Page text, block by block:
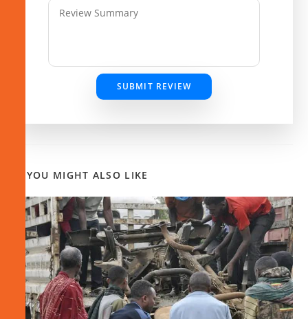
SUBMIT REVIEW
YOU MIGHT ALSO LIKE